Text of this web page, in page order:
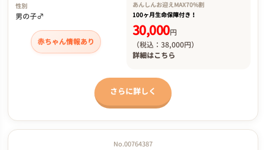
性別
男の子♂
赤ちゃん情報あり
あんしんお迎えMAX70%割
100ヶ月生命保障付き！
30,000円
（税込：38,000円）
詳細はこちら
さらに詳しく
No.00764387